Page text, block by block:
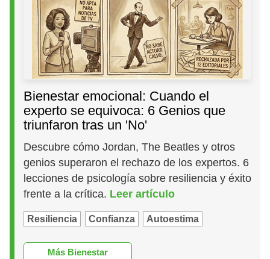
Bienestar emocional: Cuando el
experto se equivoca: 6 Genios que
triunfaron tras un 'No'
Descubre cómo Jordan, The Beatles y otros
genios superaron el rechazo de los expertos. 6
lecciones de psicología sobre resiliencia y éxito
frente a la crítica. Leer artículo
Resiliencia Confianza Autoestima
Más Bienestar